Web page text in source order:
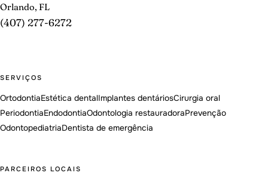
Orlando, FL
(407) 277-6272
SERVIÇOS
OrtodontiaEstética dentalImplantes dentáriosCirurgia oral
PeriodontiaEndodontiaOdontologia restauradoraPrevenção
OdontopediatriaDentista de emergência
PARCEIROS LOCAIS